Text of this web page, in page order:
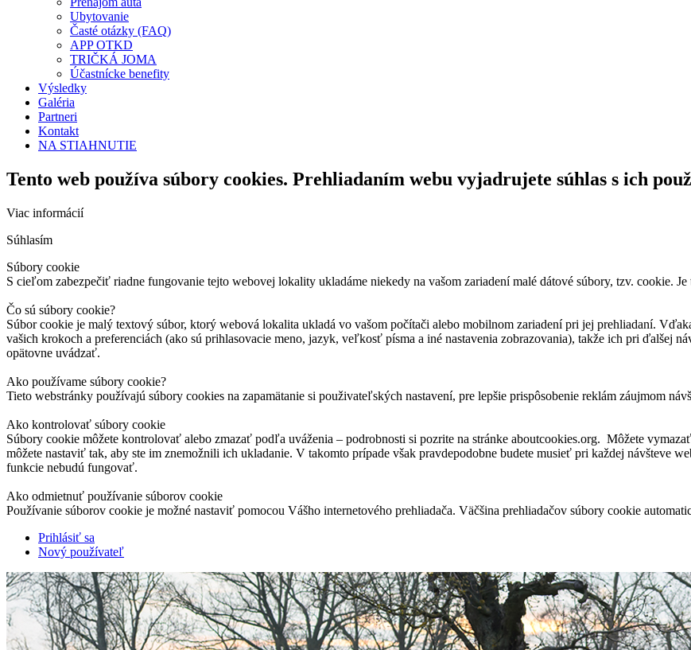
Ubytovanie
Časté otázky (FAQ)
APP OTKD
TRIČKÁ JOMA
Účastnícke benefity
Výsledky
Galéria
Partneri
Kontakt
NA STIAHNUTIE
Tento web používa súbory cookies. Prehliadaním webu vyjadrujete súhlas s ich
Viac informácií
Súhlasím
Súbory cookie
S cieľom zabezpečiť riadne fungovanie tejto webovej lokality ukladáme niekedy na vašom zariadení malé dátové súbory, tzv. cookie.
Čo sú súbory cookie?
Súbor cookie je malý textový súbor, ktorý webová lokalita ukladá vo vašom počítači alebo mobilnom zariadení pri jej prehliadaní.
vašich krokoch a preferenciách (ako sú prihlasovacie meno, jazyk, veľkosť písma a iné nastavenia zobrazovania), takže ich pri ďalšej
opätovne uvádzať.
Ako používame súbory cookie?
Tieto webstránky používajú súbory cookies na zapamätanie si použivateľských nastavení, pre lepšie prispôsobenie reklám záujmom
Ako kontrolovať súbory cookie
Súbory cookie môžete kontrolovať alebo zmazať podľa uváženia – podrobnosti si pozrite na stránke aboutcookies.org. Môžete
môžete nastaviť tak, aby ste im znemožnili ich ukladanie. V takomto prípade však pravdepodobne budete musieť pri každej návšteve
funkcie nebudú fungovať.
Ako odmietnuť používanie súborov cookie
Používanie súborov cookie je možné nastaviť pomocou Vášho internetového prehliadača. Väčšina prehliadačov súbory cookie
Prihlásiť sa
Nový používateľ